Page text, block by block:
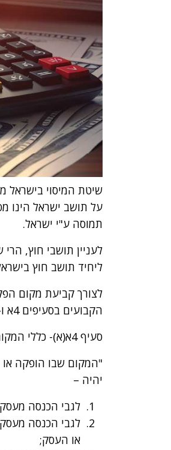
שיטת המיסוי בישראל
על תושב ישראל הינו
תמוסה ע"י ישראל.
לעניין תושבי חוץ,
ליחיד תושב חוץ
לצורך קביעת מקום
הקבועים בסעיפים 4א ו- 89(ב)(3) לפקודה.
סעיף 4א(א)- כללי המקור של הכנסה פירותית:
"המקום שבו הופקה
יהיה –
לגבי הכנסה
לגבי הכנסה
או העסק;